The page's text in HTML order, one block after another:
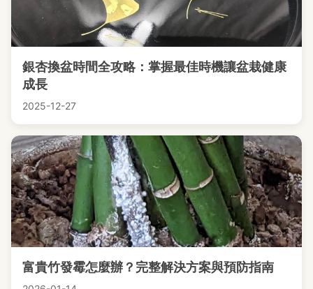
銀杏換盆時間全攻略：掌握最佳時機讓盆栽健康
成長
2025-12-27
富貴竹發霉怎麼辦？完整解決方案與預防指南